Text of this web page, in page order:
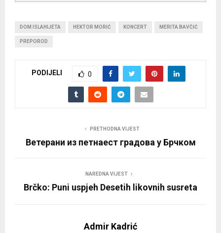
DOM ISLAHIJETA HEKTOR MORIĆ KONCERT MERITA BAVČIĆ
PREPOROD
PODIJELI 0
PRETHODNA VIJEST
Ветерани из петнаест градова у Брчком
NAREDNA VIJEST
Brčko: Puni uspjeh Desetih likovnih susreta
Admir Kadrić